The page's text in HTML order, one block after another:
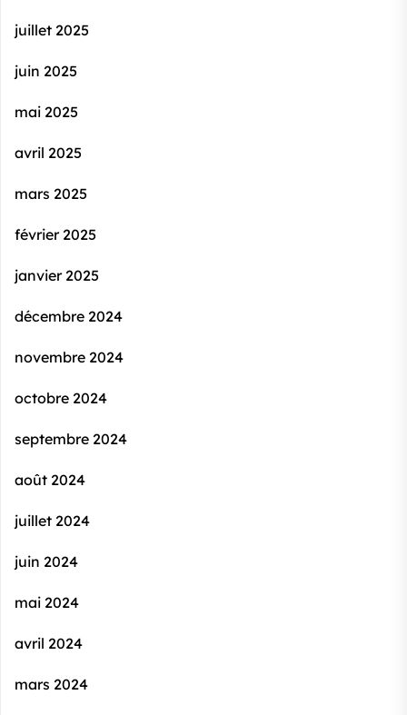
juillet 2025
juin 2025
mai 2025
avril 2025
mars 2025
février 2025
janvier 2025
décembre 2024
novembre 2024
octobre 2024
septembre 2024
août 2024
juillet 2024
juin 2024
mai 2024
avril 2024
mars 2024